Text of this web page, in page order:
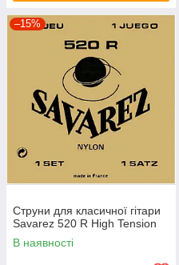
–15%
Струни для класичної гітари
Savarez 520 R High Tension
В наявності